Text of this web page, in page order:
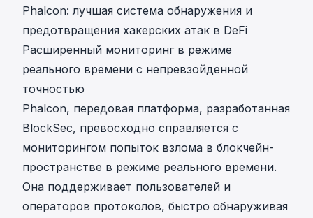
Phalcon: лучшая система обнаружения и
предотвращения хакерских атак в DeFi
Расширенный мониторинг в режиме
реального времени с непревзойденной
точностью
Phalcon, передовая платформа, разработанная
BlockSec, превосходно справляется с
мониторингом попыток взлома в блокчейн-
пространстве в режиме реального времени.
Она поддерживает пользователей и
операторов протоколов, быстро обнаруживая